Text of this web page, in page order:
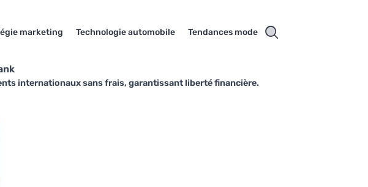
marketing Technologie automobile Tendances mode
internationaux sans frais, garantissant liberté financière.